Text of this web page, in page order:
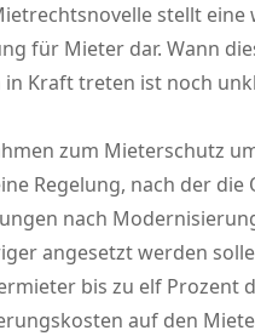
stellt eine
für Mieter dar. Wann
Kraft treten ist noch
zum Mieterschutz
Regelung, nach der
nach
angesetzt werden
bis zu elf Prozent
auf den